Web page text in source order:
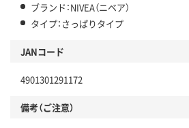
ブランド：NIVEA（ニベア）
タイプ：さっぱりタイプ
JANコード
4901301291172
備考（ご注意）